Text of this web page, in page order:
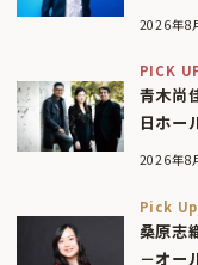
2026年8
PICK
青木尚
日ホー
2026年8
Pick Up
桑原志
－オー